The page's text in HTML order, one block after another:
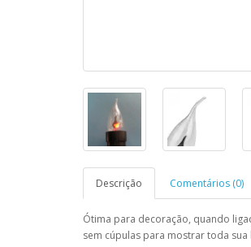
Descrição Comentários (0)
Ótima para decoração, quando
sem cúpulas para mostrar toda sua